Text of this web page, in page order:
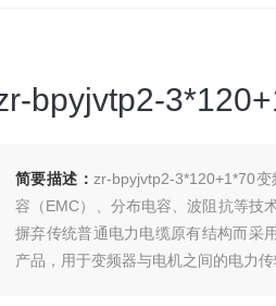
bpyjvtp2-
简要描述： zr-bpyjvtp2-3*120+1*70
容（EMC）、分布电容、波阻抗等技
摒弃传统普通电力电缆原有结构而采
产品，用于变频器与电机之间的电力传